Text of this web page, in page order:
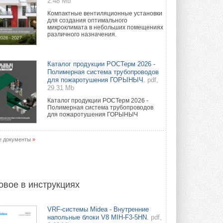
Компактные вентиляционные установки
для создания оптимального
микроклимата в небольших помещениях
различного назначения.
Каталог продукции РОСТерм 2026 -
Полимерная система трубопроводов
для пожаротушения ГОРЫНЫЧ.
pdf,
29.31 Mb
Каталог продукции РОСТерм 2026 -
Полимерная система трубопроводов
для пожаротушения ГОРЫНЫЧ
документы »
в инструкциях
VRF-системы Midea - Внутренние
напольные блоки V8 MIH-F3-5HN. pdf,